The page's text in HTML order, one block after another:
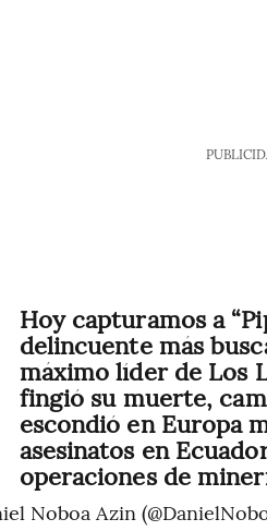
Hoy capturamos a
delincuente más
máximo líder de Los
fingió su muerte,
escondió en Europa
asesinatos en
operaciones de
Noboa Azin